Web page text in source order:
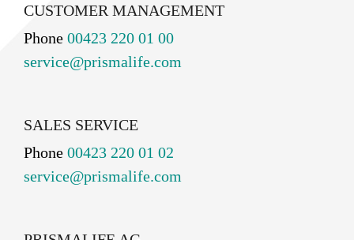
CUSTOMER MANAGEMENT
Phone 00423 220 01 00
service@prismalife.com
SALES SERVICE
Phone 00423 220 01 02
service@prismalife.com